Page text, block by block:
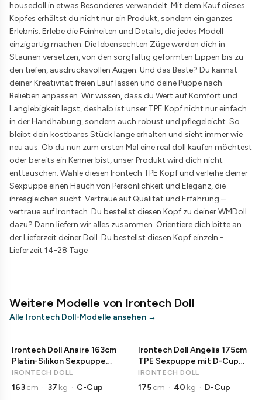
housedoll in etwas Besonderes verwandelt. Mit dem Kauf dieses
Kopfes erhältst du nicht nur ein Produkt, sondern ein ganzes
Erlebnis. Erlebe die Feinheiten und Details, die jedes Modell
einzigartig machen. Die lebensechten Züge werden dich in
Staunen versetzen, von den sorgfältig geformten Lippen bis zu
den tiefen, ausdrucksvollen Augen. Und das Beste? Du kannst
deiner Kreativität freien Lauf lassen und deine Puppe nach
Belieben anpassen. Wir wissen, dass du Wert auf Komfort und
Langlebigkeit legst, deshalb ist unser TPE Kopf nicht nur einfach
in der Handhabung, sondern auch robust und pflegeleicht. So
bleibt dein kostbares Stück lange erhalten und sieht immer wie
neu aus. Ob du nun zum ersten Mal eine real doll kaufen möchtest
oder bereits ein Kenner bist, unser Produkt wird dich nicht
enttäuschen. Wähle diesen Irontech TPE Kopf und verleihe deiner
Sexpuppe einen Hauch von Persönlichkeit und Eleganz, die
ihresgleichen sucht. Vertraue auf Qualität und Erfahrung –
vertraue auf Irontech. Du bestellst diesen Kopf zu deiner WMDoll
dazu? Dann liefern wir alles zusammen. Orientiere dich bitte an
der Lieferzeit deiner Doll. Du bestellst diesen Kopf einzeln -
Lieferzeit 14-28 Tage
Weitere Modelle von Irontech Doll
Alle Irontech Doll-Modelle ansehen →
Irontech Doll Anaire 163cm
Platin-Silikon Sexpuppe
Anime Elfe
IRONTECH DOLL
163cm · 37 kg · C-Cup
Irontech Doll Angelia 175cm
TPE Sexpuppe mit D-Cup
Real Doll
IRONTECH DOLL
175cm · 40 kg · D-Cup